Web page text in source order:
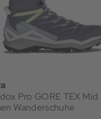
Pro GORE TEX Mid
Wanderschuhe